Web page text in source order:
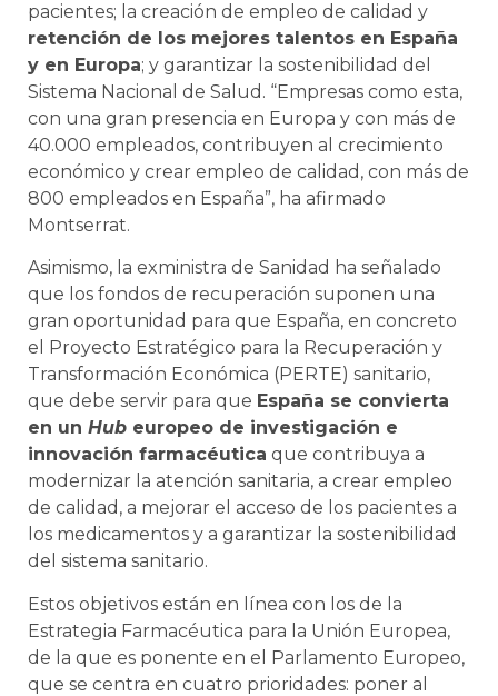
pacientes; la creación de empleo de calidad y
retención de los mejores talentos en España
y en Europa; y garantizar la sostenibilidad del
Sistema Nacional de Salud. “Empresas como esta,
con una gran presencia en Europa y con más de
40.000 empleados, contribuyen al crecimiento
económico y crear empleo de calidad, con más de
800 empleados en España”, ha afirmado
Montserrat.
Asimismo, la exministra de Sanidad ha señalado
que los fondos de recuperación suponen una
gran oportunidad para que España, en concreto
el Proyecto Estratégico para la Recuperación y
Transformación Económica (PERTE) sanitario,
que debe servir para que España se convierta
en un Hub europeo de investigación e
innovación farmacéutica que contribuya a
modernizar la atención sanitaria, a crear empleo
de calidad, a mejorar el acceso de los pacientes a
los medicamentos y a garantizar la sostenibilidad
del sistema sanitario.
Estos objetivos están en línea con los de la
Estrategia Farmacéutica para la Unión Europea,
de la que es ponente en el Parlamento Europeo,
que se centra en cuatro prioridades: poner al